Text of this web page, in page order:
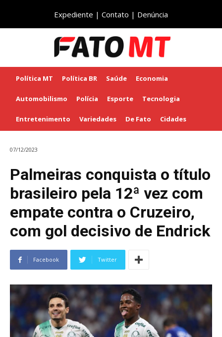
Expediente | Contato | Denúncia
Política MT Política BR Saúde Economia
Automobilismo Polícia Esporte Tecnologia
Entretenimento Variedades De Fato Cidades
07/12/2023
Palmeiras conquista o título
brasileiro pela 12ª vez com
empate contra o Cruzeiro,
com gol decisivo de Endrick
Facebook Twitter